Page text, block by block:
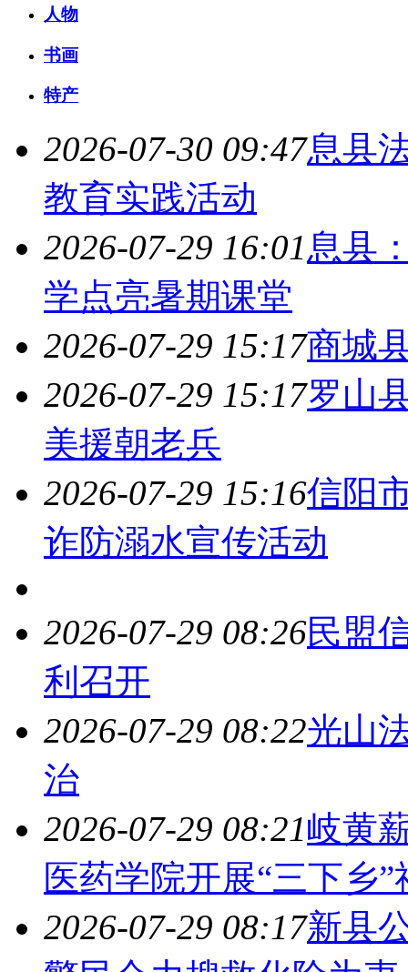
人物
书画
特产
2026-07-30 09:47息县
教育实践活动
2026-07-29 16:01息县
学点亮暑期课堂
2026-07-29 15:17商城
2026-07-29 15:17罗山
美援朝老兵
2026-07-29 15:16信阳
诈防溺水宣传活动
2026-07-29 08:26民盟
利召开
2026-07-29 08:22光山
治
2026-07-29 08:21岐黄
医药学院开展“三下乡
2026-07-29 08:17新县